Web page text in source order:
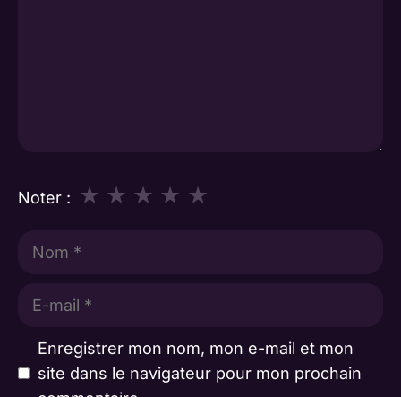
Noter : ★
★
★
★
★
Enregistrer mon nom, mon e-mail et mon
site dans le navigateur pour mon prochain